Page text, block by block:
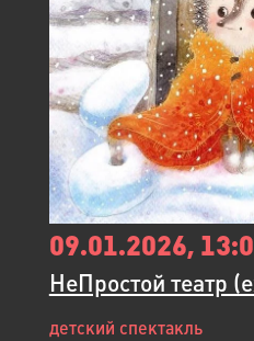
09.01.2026,
НеПростой театр
детский спектакль